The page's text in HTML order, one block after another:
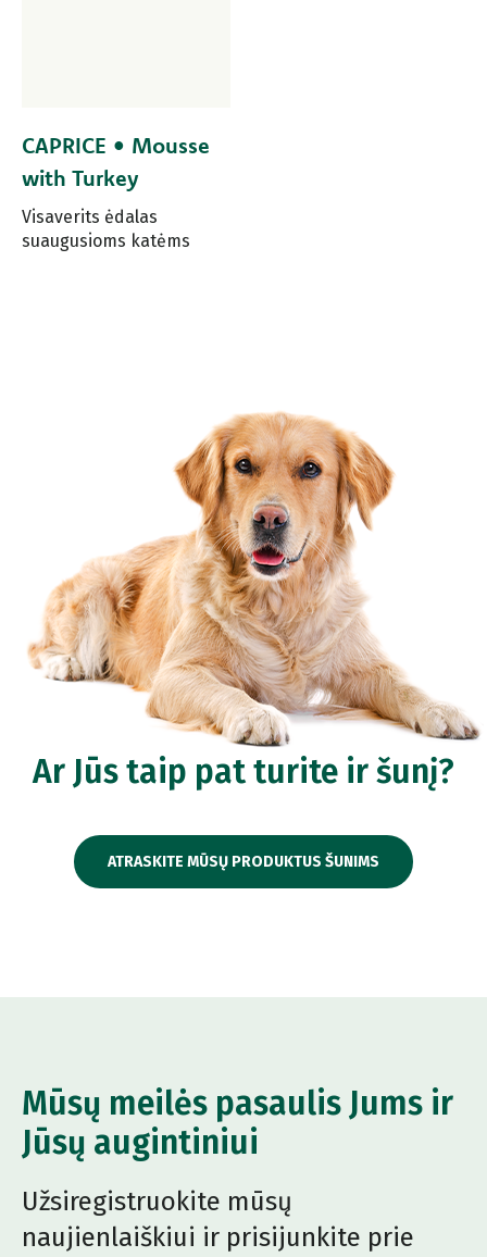
CAPRICE • Mousse
with Turkey
Visaverits ėdalas
suaugusioms katėms
Ar Jūs taip pat turite ir šunį?
ATRASKITE MŪSŲ PRODUKTUS ŠUNIMS
Mūsų meilės pasaulis Jums ir
Jūsų augintiniui
Užsiregistruokite mūsų
naujienlaiškiui ir prisijunkite prie